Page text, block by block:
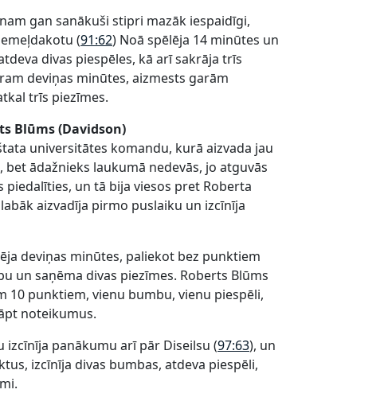
gan sanākuši stipri mazāk iespaidīgi,
(91:62) Noā spēlēja 14 minūtes un
divas piespēles, kā arī sakrāja trīs
deviņas minūtes, aizmests garām
trīs piezīmes.
Blūms (Davidson)
universitātes komandu, kurā aizvada jau
bet ādažnieks laukumā nedevās, jo atguvās
piedalīties, un tā bija viesos pret Roberta
aizvadīja pirmo puslaiku un izcīnīja
deviņas minūtes, paliekot bez punktiem
un saņēma divas piezīmes. Roberts Blūms
10 punktiem, vienu bumbu, vienu piespēli,
noteikumus.
izcīnīja panākumu arī pār Diseilsu (97:63), un
izcīnīja divas bumbas, atdeva piespēli,